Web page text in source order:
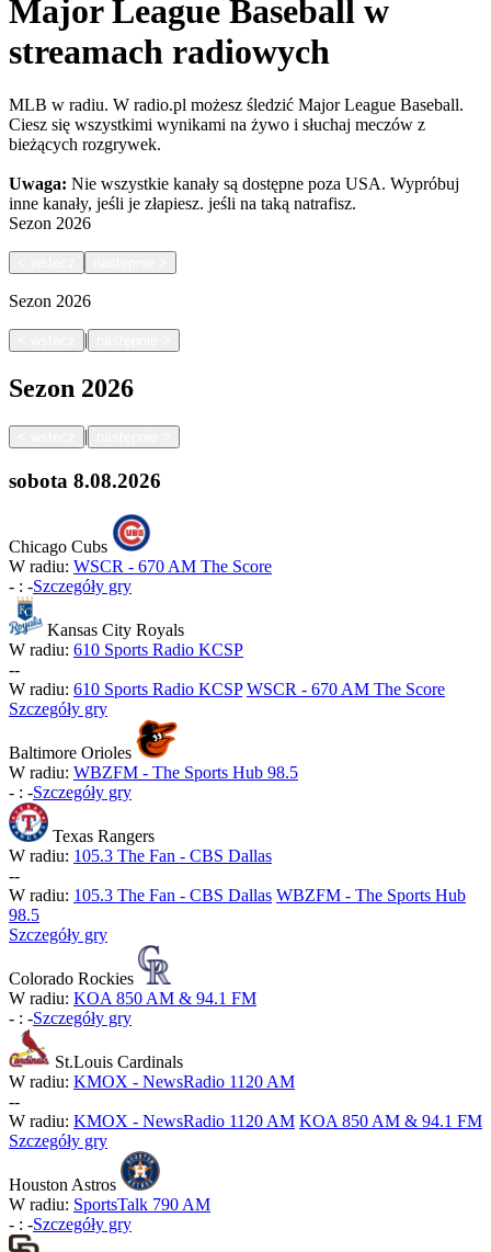
Major League Baseball w
streamach radiowych
MLB w radiu. W radio.pl możesz śledzić Major League Baseball.
Ciesz się wszystkimi wynikami na żywo i słuchaj meczów z
bieżących rozgrywek.
Uwaga: Nie wszystkie kanały są dostępne poza USA. Wypróbuj
inne kanały, jeśli je złapiesz. jeśli na taką natrafisz.
Sezon 2026
Sezon 2026
|
Sezon 2026
|
sobota 8.08.2026
Chicago Cubs
W radiu: WSCR - 670 AM The Score
- : -Szczegóły gry
Kansas City Royals
W radiu: 610 Sports Radio KCSP
--
W radiu: 610 Sports Radio KCSP WSCR - 670 AM The Score
Szczegóły gry
Baltimore Orioles
W radiu: WBZFM - The Sports Hub 98.5
- : -Szczegóły gry
Texas Rangers
W radiu: 105.3 The Fan - CBS Dallas
--
W radiu: 105.3 The Fan - CBS Dallas WBZFM - The Sports Hub
98.5
Szczegóły gry
Colorado Rockies
W radiu: KOA 850 AM & 94.1 FM
- : -Szczegóły gry
St.Louis Cardinals
W radiu: KMOX - NewsRadio 1120 AM
--
W radiu: KMOX - NewsRadio 1120 AM KOA 850 AM & 94.1 FM
Szczegóły gry
Houston Astros
W radiu: SportsTalk 790 AM
- : -Szczegóły gry